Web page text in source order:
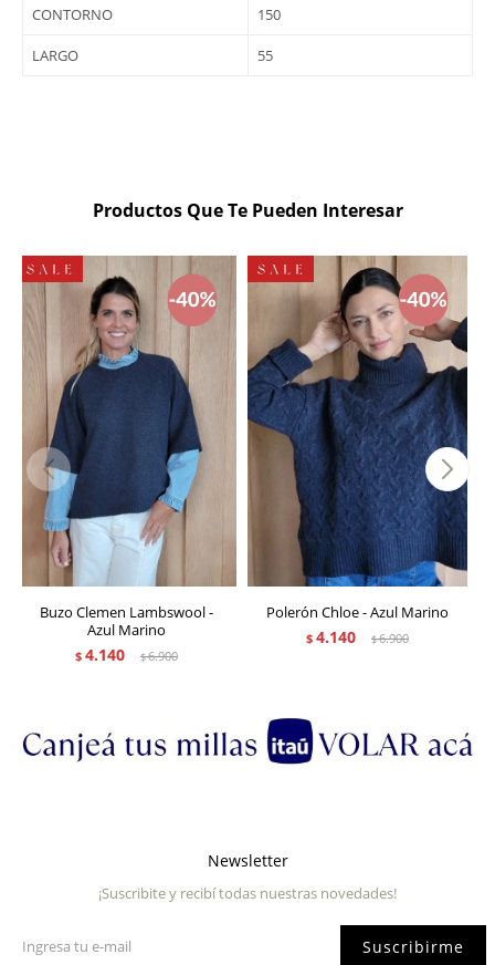
CONTORNO 150
LARGO 55
Productos Que Te Pueden Interesar
Buzo Clemen Lambswool -
Azul Marino
$ 4.140 $6.900
Polerón Chloe - Azul Marino
$ 4.140 $6.900
Newsletter
¡Suscribite y recibí todas nuestras novedades!
Suscribirme